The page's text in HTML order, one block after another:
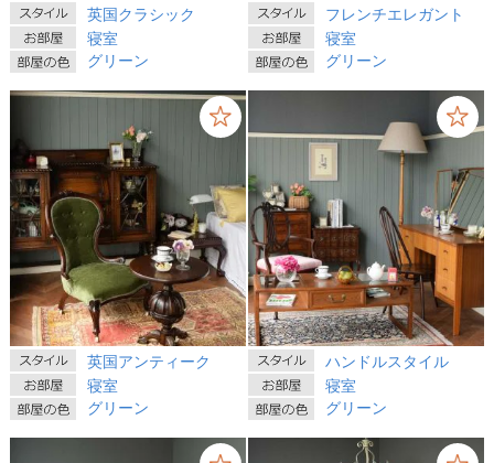
英国クラシック
寝室
グリーン
フレンチエレガント
寝室
グリーン
英国アンティーク
寝室
グリーン
ハンドルスタイル
寝室
グリーン